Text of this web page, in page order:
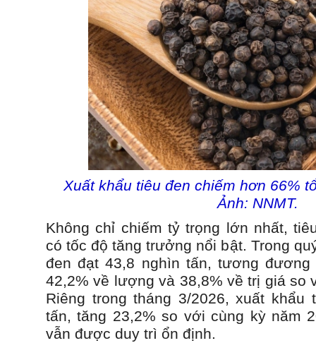
Xuất khẩu tiêu đen chiếm hơn 66%
Ảnh: NNMT.
Không chỉ chiếm tỷ trọng lớn nhất,
có tốc độ tăng trưởng nổi bật. Trong
đen đạt 43,8 nghìn tấn, tương đương
42,2% về lượng và 38,8% về trị giá so
Riêng trong tháng 3/2026, xuất khẩu
tấn, tăng 23,2% so với cùng kỳ năm
vẫn được duy trì ổn định.